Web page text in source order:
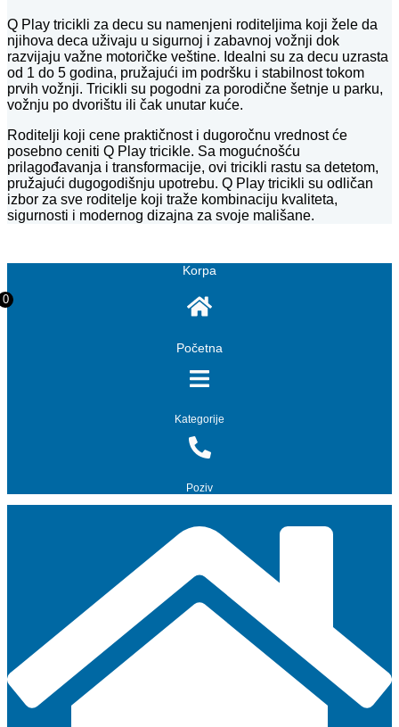
Q Play tricikli za decu su namenjeni roditeljima koji žele da
njihova deca uživaju u sigurnoj i zabavnoj vožnji dok
razvijaju važne motoričke veštine. Idealni su za decu uzrasta
od 1 do 5 godina, pružajući im podršku i stabilnost tokom
prvih vožnji. Tricikli su pogodni za porodične šetnje u parku,
vožnju po dvorištu ili čak unutar kuće.
Roditelji koji cene praktičnost i dugoročnu vrednost će
posebno ceniti Q Play tricikle. Sa mogućnošću
prilagođavanja i transformacije, ovi tricikli rastu sa detetom,
pružajući dugogodišnju upotrebu. Q Play tricikli su odličan
izbor za sve roditelje koji traže kombinaciju kvaliteta,
sigurnosti i modernog dizajna za svoje mališane.
Korpa
0
Početna
Kategorije
Poziv